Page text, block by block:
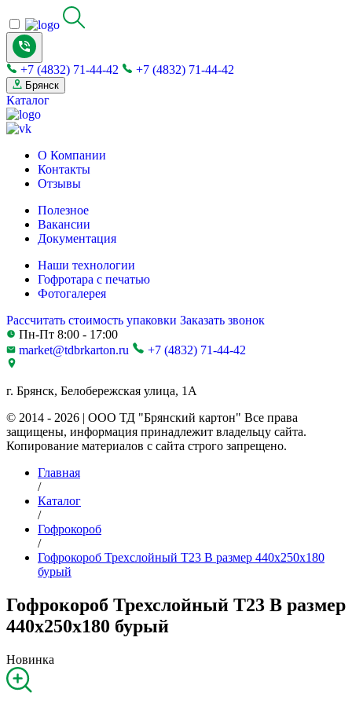
+7 (4832) 71-44-42 +7 (4832) 71-44-42
Брянск
Каталог
О Компании
Контакты
Отзывы
Полезное
Вакансии
Документация
Наши технологии
Гофротара с печатью
Фотогалерея
Рассчитать стоимость упаковки Заказать звонок
Пн-Пт 8:00 - 17:00
market@tdbrkarton.ru
+7 (4832) 71-44-42
г. Брянск, Белобережская улица, 1А
© 2014 - 2026 | ООО ТД "Брянский картон" Все права
защищены, информация принадлежит владельцу сайта.
Копирование материалов с сайта строго запрещено.
Главная
/
Каталог
/
Гофрокороб
/
Гофрокороб Трехслойный Т23 B размер 440x250x180
бурый
Гофрокороб Трехслойный Т23 B размер
440x250x180 бурый
Новинка